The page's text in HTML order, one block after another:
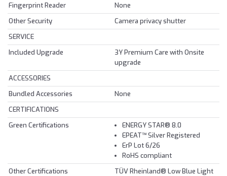
Fingerprint Reader
None
Other Security
Camera privacy shutter
SERVICE
Included Upgrade
3Y Premium Care with Onsite
upgrade
ACCESSORIES
Bundled Accessories
None
CERTIFICATIONS
Green Certifications
ENERGY STAR® 8.0
EPEAT™ Silver Registered
ErP Lot 6/26
RoHS compliant
Other Certifications
TÜV Rheinland® Low Blue Light